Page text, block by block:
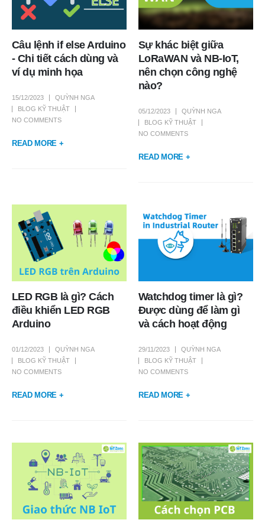
Câu lệnh if else Arduino
- Chi tiết cách dùng và
ví dụ minh họa
15/12/2023
QUỲNH NGA
BLOG KỸ THUẬT
NO COMMENTS
READ MORE +
Sự khác biệt giữa
LoRaWAN và NB-IoT,
nên chọn công nghệ
nào?
05/12/2023
QUỲNH NGA
BLOG KỸ THUẬT
NO COMMENTS
READ MORE +
LED RGB là gì? Cách
điều khiển LED RGB
Arduino
01/12/2023
QUỲNH NGA
BLOG KỸ THUẬT
NO COMMENTS
READ MORE +
Watchdog timer là gì?
Được dùng để làm gì
và cách hoạt động
29/11/2023
QUỲNH NGA
BLOG KỸ THUẬT
NO COMMENTS
READ MORE +